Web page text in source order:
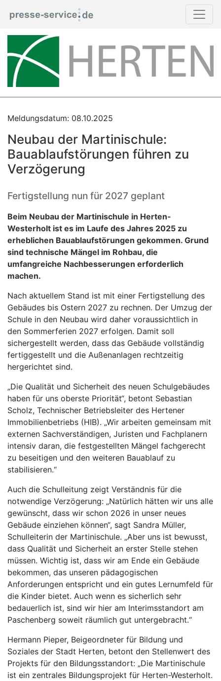
Meldungsdatum: 08.10.2025
Neubau der Martinischule:
Bauablaufstörungen führen zu
Verzögerung
Fertigstellung nun für 2027 geplant
Beim Neubau der Martinischule in Herten-
Westerholt ist es im Laufe des Jahres 2025 zu
erheblichen Bauablaufstörungen gekommen. Grund
sind technische Mängel im Rohbau, die
umfangreiche Nachbesserungen erforderlich
machen.
Nach aktuellem Stand ist mit einer Fertigstellung des
Gebäudes bis Ostern 2027 zu rechnen. Der Umzug der
Schule in den Neubau wird daher voraussichtlich in
den Sommerferien 2027 erfolgen. Damit soll
sichergestellt werden, dass das Gebäude vollständig
fertiggestellt und die Außenanlagen rechtzeitig
hergerichtet sind.
„Die Qualität und Sicherheit des neuen Schulgebäudes
haben für uns oberste Priorität“, betont Sebastian
Scholz, Technischer Betriebsleiter des Hertener
Immobilienbetriebs (HIB). „Wir arbeiten gemeinsam mit
externen Sachverständigen, Juristen und Fachplanern
intensiv daran, die festgestellten Mängel fachgerecht
zu beseitigen und den weiteren Bauablauf zu
stabilisieren.“
Auch die Schulleitung zeigt Verständnis für die
notwendige Verzögerung: „Natürlich hätten wir uns alle
gewünscht, dass wir schon 2026 in unser neues
Gebäude einziehen können“, sagt Sandra Müller,
Schulleiterin der Martinischule. „Aber uns ist bewusst,
dass Qualität und Sicherheit an erster Stelle stehen
müssen. Wichtig ist, dass wir am Ende ein Gebäude
bekommen, das unseren pädagogischen
Anforderungen entspricht und ein gutes Lernumfeld für
die Kinder bietet. Auch wenn es sicherlich sehr
bedauerlich ist, sind wir hier am Interimsstandort am
Paschenberg soweit räumlich gut untergebracht.“
Hermann Pieper, Beigeordneter für Bildung und
Soziales der Stadt Herten, betont den Stellenwert des
Projekts für den Bildungsstandort: „Die Martinischule
ist ein zentrales Bildungsprojekt für Herten-Westerholt.